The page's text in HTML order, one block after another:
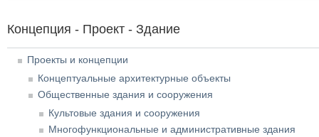
Концепция - Проект - Здание
Проекты и концепции
Концептуальные архитектурные объекты
Общественные здания и сооружения
Культовые здания и сооружения
Многофункциональные и административные здания